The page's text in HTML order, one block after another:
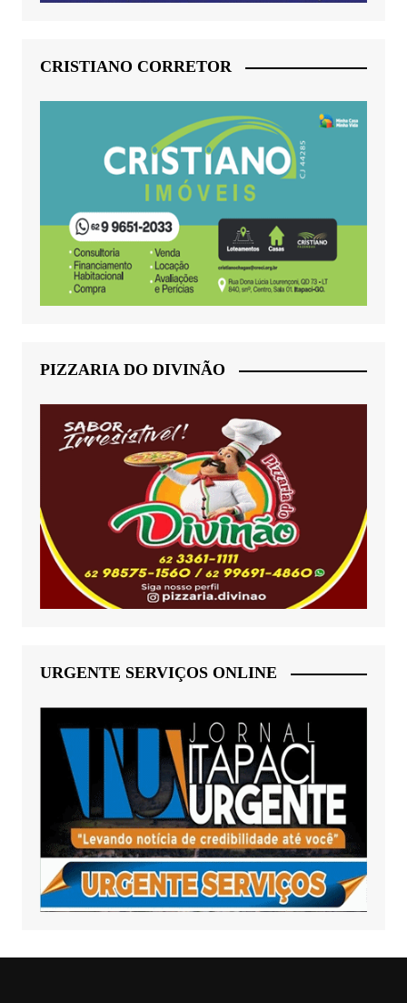
CRISTIANO CORRETOR
PIZZARIA DO DIVINÃO
URGENTE SERVIÇOS ONLINE